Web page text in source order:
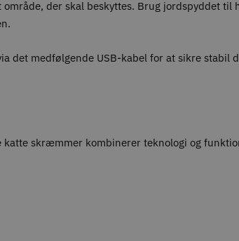
der skal beskyttes. Brug jordspyddet
det medfølgende USB-kabel for at sikre stabil
skræmmer kombinerer teknologi og